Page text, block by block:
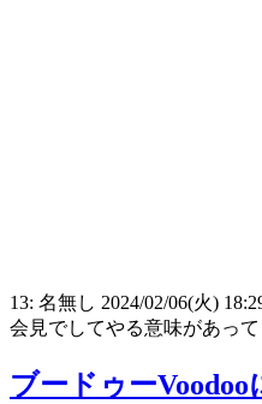
13: 名無し 2024/02/06(火)
会見でしてやる意味があって
ブードゥー